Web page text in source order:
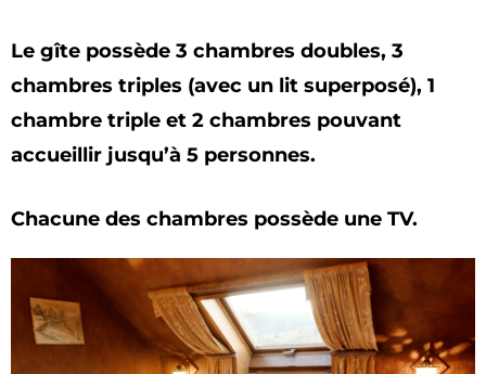
Le gîte possède 3 chambres doubles, 3
chambres triples (avec un lit superposé), 1
chambre triple et 2 chambres pouvant
accueillir jusqu’à 5 personnes.
Chacune des chambres possède une TV.